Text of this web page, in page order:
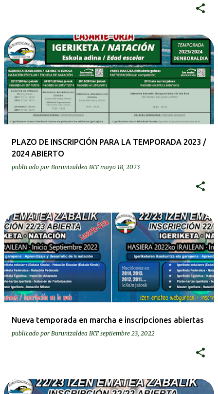
PLAZO DE INSCRIPCIÓN PARA LA TEMPORADA 2023 /
2024 ABIERTO
publicado por Buruntzaldea IKT mayo 18, 2023
Nueva temporada en marcha e inscripciones abiertas
publicado por Buruntzaldea IKT septiembre 23, 2022